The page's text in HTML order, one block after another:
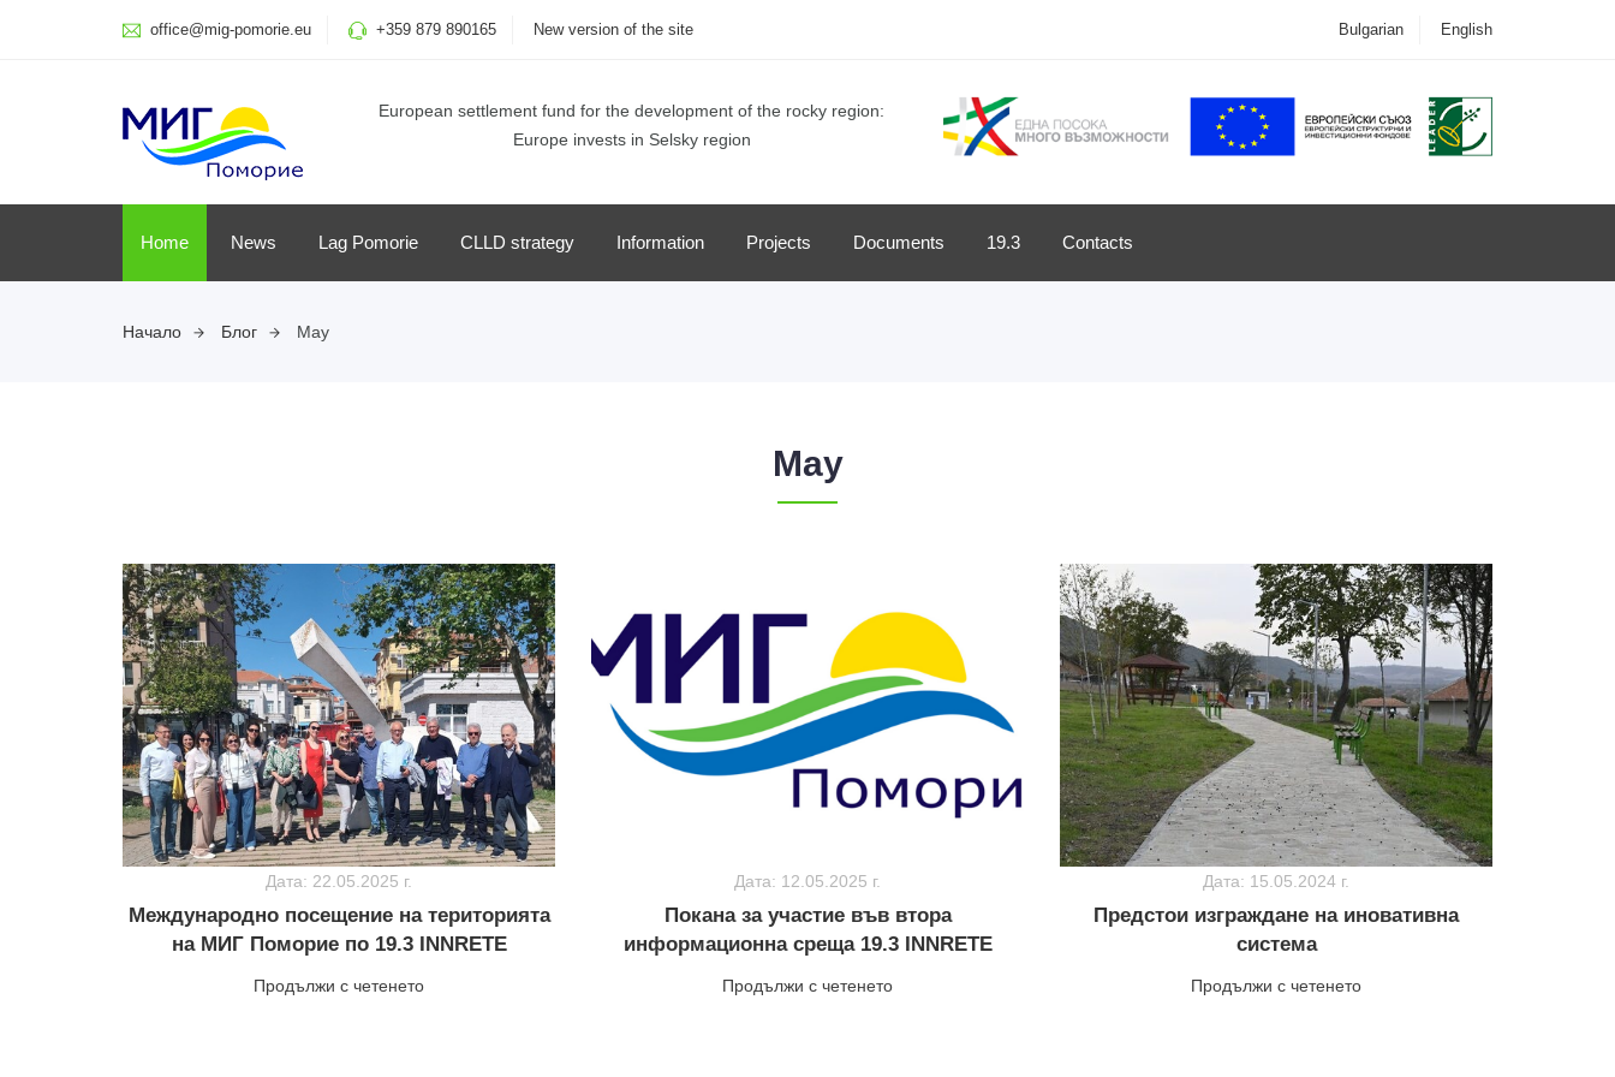
office@mig-pomorie.eu +359 879 890165 New version of the site Bulgarian English
European settlement fund for the development of the rocky region:
Europe invests in Selsky region
Home News Lag Pomorie CLLD strategy Information Projects Documents 19.3 Contacts
Начало Блог May
May
Дата: 22.05.2025 г.
Международно посещение на територията
на МИГ Поморие по 19.3 INNRETE
Продължи с четенето
Дата: 12.05.2025 г.
Покана за участие във втора
информационна среща 19.3 INNRETE
Продължи с четенето
Дата: 15.05.2024 г.
Предстои изграждане на иновативна
система
Продължи с четенето